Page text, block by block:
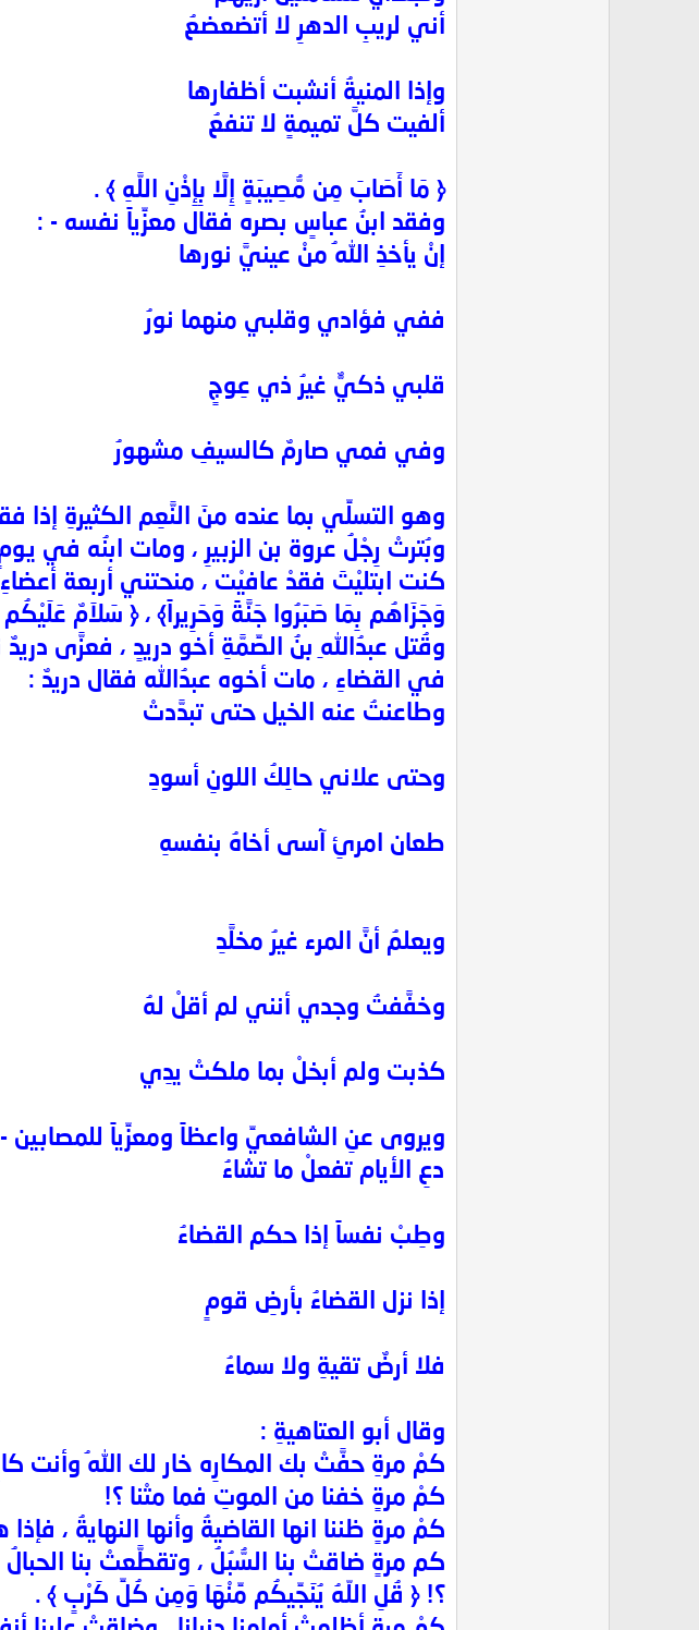
أني لريبِ الدهرِ لا أتضعضعُ
وإذا المنيةُ أنشبت أظفارها
ألفيت كلَّ تميمةٍ لا تنفعُ
﴿ مَا أَصَابَ مِن مُّصِيبَةٍ إِلَّا بِإِذْنِ اللَّهِ ﴾ .
وفقد ابنُ عباسٍ بصره فقال معزِّياً نفسه - :
إنْ يأخذِ اللهُ منْ عينيَّ نورها
ففي فؤادي وقلبي منهما نورُ
قلبي ذكيٌّ غيرُ ذي عِوجٍ
وفي فمي صارمٌ كالسيفِ مشهورُ
وهو التسلِّي بما عنده منَ النَّعِم الكثيرةِ إذا
وبُترتْ رِجْلُ عروة بن الزبيرِ ، ومات ابنُه في
كنت ابتليْتَ فقدْ عافيْت ، منحتني أربعة
وَجَزَاهُم بِمَا صَبَرُوا جَنَّةً وَحَرِيراً﴾ ، ﴿ سَلاَمٌ
وقُتل عبدُاللهِ بنُ الصِّمَّةِ أخو دريدٍ ، فعزَّى
في القضاءِ ، مات أخوه عبدُالله فقال دريدٌ :
وطاعنتُ عنه الخيل حتى تبدَّدتْ
وحتى علاني حالِكُ اللونِ أسودِ
طعان امرئِ آسى أخاهُ بنفسهِ
ويعلمُ أنَّ المرء غيرُ مخلَّدِ
وخفَّفتُ وجدي أنني لم أقلْ لهُ
كذبت ولم أبخلْ بما ملكتْ يدِي
ويروى عنِ الشافعيِّ واعظاً ومعزِّياً للمصابين
دعِ الأيام تفعلْ ما تشاءُ
وطِبْ نفساً إذا حكم القضاءُ
إذا نزل القضاءُ بأرضِ قومٍ
فلا أرضٌ تقيةِ ولا سماءُ
وقال أبو العتاهيةِ :
كمْ مرةِ حفَّتْ بك المكارِه خار لك اللهُ وأنت
كمْ مرةٍ خفنا من الموتِ فما متْنا ؟!
كمْ مرةٍ ظننا انها القاضيةُ وأنها النهايةُ ،
كم مرةٍ ضاقتْ بنا السُّبُلُ ، وتقطَّعتْ بنا الحبالُ
؟! ﴿ قُلِ اللّهُ يُنَجِّيكُم مِّنْهَا وَمِن كُلِّ كَرْبٍ ﴾ .